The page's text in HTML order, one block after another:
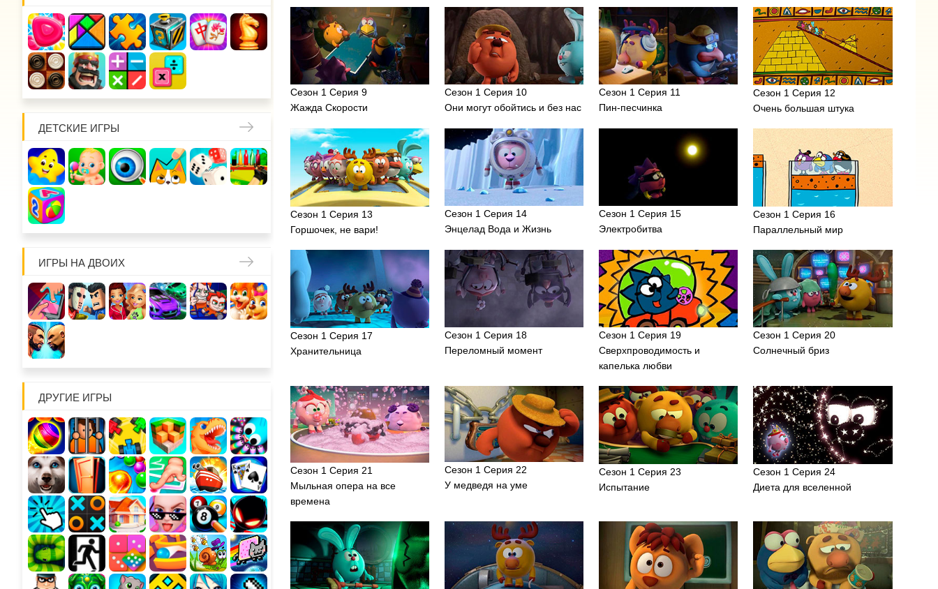
ДЕТСКИЕ ИГРЫ
ИГРЫ НА ДВОИХ
ДРУГИЕ ИГРЫ
Сезон 1 Серия 9
Жажда Скорости
Сезон 1 Серия 10
Они могут обойтись и без нас
Сезон 1 Серия 11
Пин-песчинка
Сезон 1 Серия 12
Очень большая штука
Сезон 1 Серия 13
Горшочек, не вари!
Сезон 1 Серия 14
Энцелад Вода и Жизнь
Сезон 1 Серия 15
Электробитва
Сезон 1 Серия 16
Параллельный мир
Сезон 1 Серия 17
Хранительница
Сезон 1 Серия 18
Переломный момент
Сезон 1 Серия 19
Сверхпроводимость и
капелька любви
Сезон 1 Серия 20
Солнечный бриз
Сезон 1 Серия 21
Мыльная опера на все
времена
Сезон 1 Серия 22
У медведя на уме
Сезон 1 Серия 23
Испытание
Сезон 1 Серия 24
Диета для вселенной